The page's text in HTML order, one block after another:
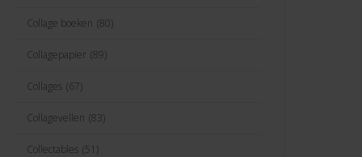
Collage boeken (80)
Collagepapier (89)
Collages (67)
Collagevellen (83)
Collectables (51)